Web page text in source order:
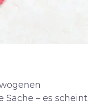
– es scheint